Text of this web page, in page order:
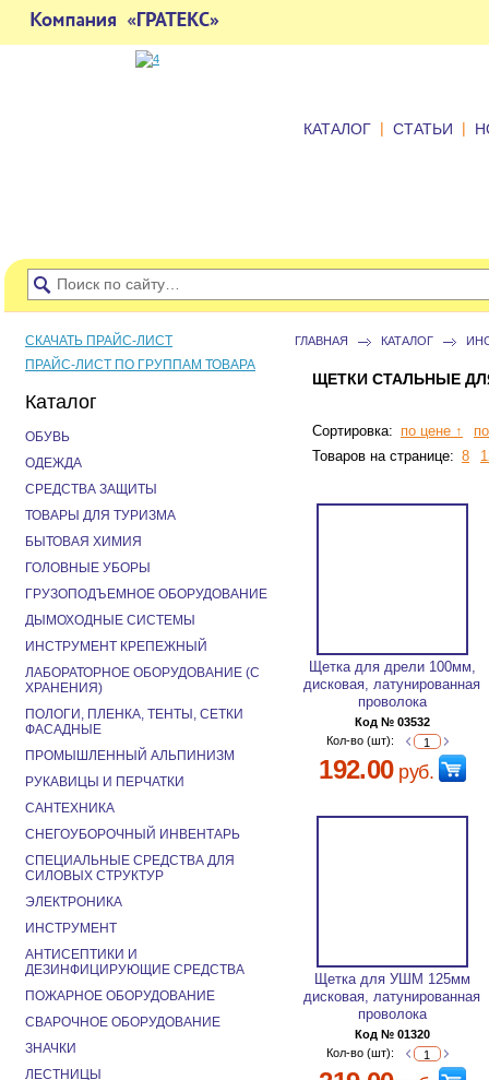
КАТАЛОГ | СТАТЬИ |
ГЛАВНАЯ КАТАЛОГ
ЩЕТКИ СТАЛЬНЫЕ
Сортировка: по цене ↑
Товаров на странице: 8
Щетка для дрели 100мм,
дисковая, латунированная
проволока
Код № 03532
Кол-во (шт):
192.00руб.
Щетка для УШМ 125мм
дисковая, латунированная
проволока
Код № 01320
Кол-во (шт):
СКАЧАТЬ ПРАЙС-ЛИСТ
ПРАЙС-ЛИСТ ПО ГРУППАМ ТОВАРА
Каталог
ОБУВЬ
ОДЕЖДА
СРЕДСТВА ЗАЩИТЫ
ТОВАРЫ ДЛЯ ТУРИЗМА
БЫТОВАЯ ХИМИЯ
ГОЛОВНЫЕ УБОРЫ
ГРУЗОПОДЪЕМНОЕ ОБОРУДОВАНИЕ
ДЫМОХОДНЫЕ СИСТЕМЫ
ИНСТРУМЕНТ КРЕПЕЖНЫЙ
ЛАБОРАТОРНОЕ ОБОРУДОВАНИЕ (С
ХРАНЕНИЯ)
ПОЛОГИ, ПЛЕНКА, ТЕНТЫ, СЕТКИ
ФАСАДНЫЕ
ПРОМЫШЛЕННЫЙ АЛЬПИНИЗМ
РУКАВИЦЫ И ПЕРЧАТКИ
САНТЕХНИКА
СНЕГОУБОРОЧНЫЙ ИНВЕНТАРЬ
СПЕЦИАЛЬНЫЕ СРЕДСТВА ДЛЯ
СИЛОВЫХ СТРУКТУР
ЭЛЕКТРОНИКА
ИНСТРУМЕНТ
АНТИСЕПТИКИ И
ДЕЗИНФИЦИРУЮЩИЕ СРЕДСТВА
ПОЖАРНОЕ ОБОРУДОВАНИЕ
СВАРОЧНОЕ ОБОРУДОВАНИЕ
ЗНАЧКИ
ЛЕСТНИЦЫ